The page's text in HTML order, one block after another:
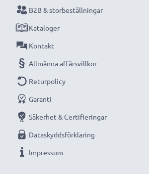
B2B & storbeställningar
Kataloger
Kontakt
Allmänna affärsvillkor
Returpolicy
Garanti
Säkerhet & Certifieringar
Dataskyddsförklaring
Impressum